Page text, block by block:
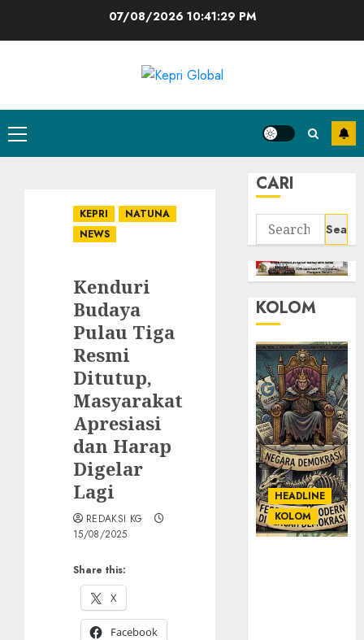
07/08/2026 10:41:30 PM
Primary
Menu
KEPRI
NATUNA
NEWS
Kenduri
Budaya
Pulau Tiga
Resmi
Ditutup,
Masyarakat
Apresiasi
dan Harap
Digelar
Lagi
Share this:
X
Facebook
REDAKSI KG
15/08/2025
CARI
Search
for:
KOLOM
HEADLINE
KOLOM